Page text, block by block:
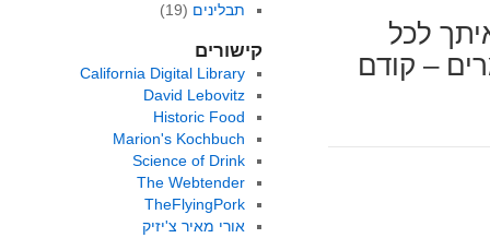
לכל
– קודם
תבלינים (19)
קישורים
California Digital Library
David Lebovitz
Historic Food
Marion's Kochbuch
Science of Drink
The Webtender
TheFlyingPork
אורי מאיר צ'יזיק